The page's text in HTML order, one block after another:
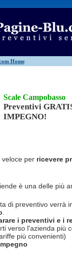
Home
Edilizia
Falegnami
Scale Campobasso
Preventivi
IMPEGNO!
veloce per ricevere
è una delle più
di preventivo verrà
i preventivi e i
verso l'azienda più
più convenienti)